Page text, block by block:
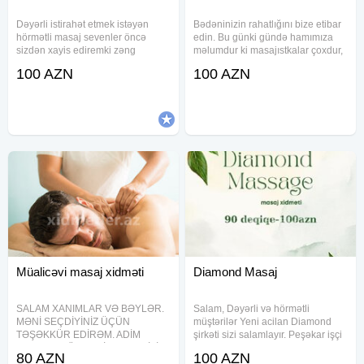
Dəyərli istirahət etmek istəyən
hörmətli masaj sevenler öncə
sizdən xayis ediremki zəng
edek Tək isləyirəm əgər sizdə
100 AZN
Bədəninizin rahatlığını bize etibar
edin. Bu günki gündə hamımıza
məlumdur ki masajıstkalar çoxdur,
əllərimizlem tam sakitçilik,
100 AZN
Müalicəvi masaj xidməti
SALAM XANIMLAR VƏ BƏYLƏR.
MƏNİ SEÇDİYİNİZ ÜÇÜN
TƏŞƏKKÜR EDİRƏM. ADİM
VAR 2016-Cİ İLDƏN HƏKİM
80 AZN
Diamond Masaj
Salam, Dəyərli və hörmətli
müştərilər Yeni acilan Diamond
şirkəti sizi salamlayır. Peşəkar işçi
xidmətinizdəyik. Massaj növləri:
100 AZN